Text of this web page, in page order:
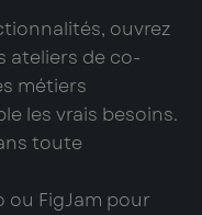
ouvrez
ateliers de co-
métiers
les vrais besoins.
toute
ou FigJam pour